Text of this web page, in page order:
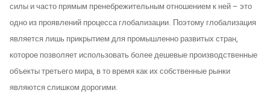
силы и часто прямым пренебрежительным отношением к ней – это
одно из проявлений процесса глобализации. Поэтому глобализация
является лишь прикрытием для промышленно развитых стран,
которое позволяет использовать более дешевые производственные
объекты третьего мира, в то время как их собственные рынки
являются слишком дорогими.